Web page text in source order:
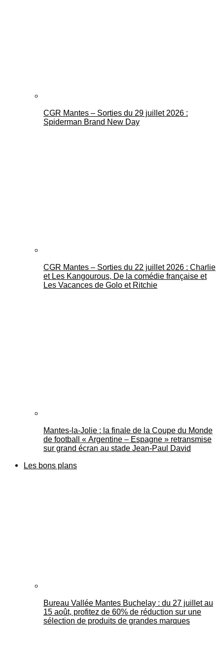
CGR Mantes – Sorties du 29 juillet 2026 :
Spiderman Brand New Day
CGR Mantes – Sorties du 22 juillet 2026 : Charlie
et Les Kangourous, De la comédie française et
Les Vacances de Golo et Ritchie
Mantes-la-Jolie : la finale de la Coupe du Monde
de football « Argentine – Espagne » retransmise
sur grand écran au stade Jean-Paul David
Les bons plans
Bureau Vallée Mantes Buchelay : du 27 juillet au
15 août, profitez de 60% de réduction sur une
sélection de produits de grandes marques